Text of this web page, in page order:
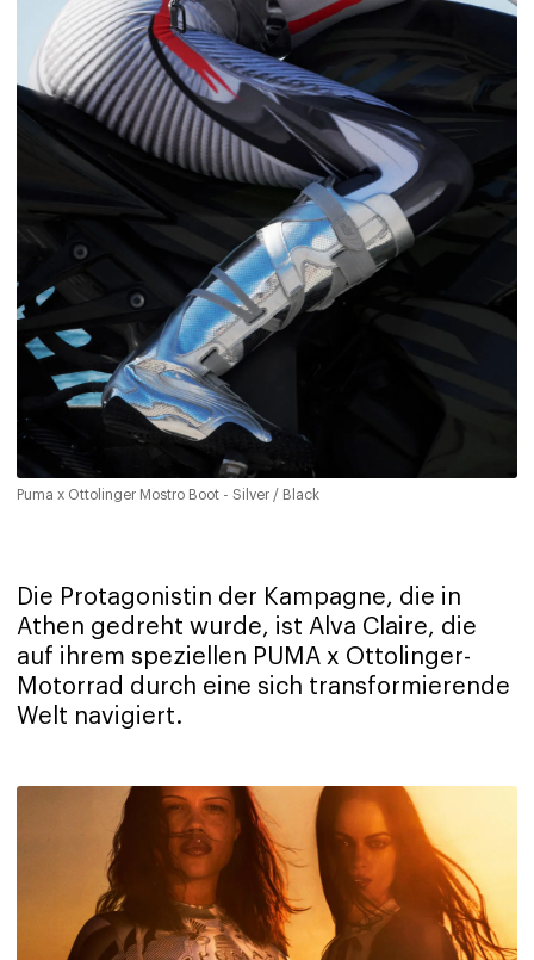
Puma x Ottolinger Mostro Boot - Silver / Black
Die Protagonistin der Kampagne, die in
Athen gedreht wurde, ist Alva Claire, die
auf ihrem speziellen PUMA x Ottolinger-
Motorrad durch eine sich transformierende
Welt navigiert.